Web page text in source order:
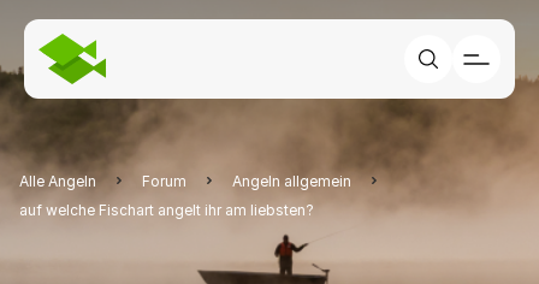
Alle Angeln Forum
Angeln allgemein
auf welche Fischart angelt ihr am liebsten?